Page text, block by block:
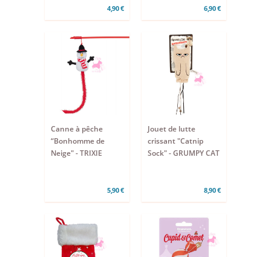
4,90 € 6,90 €
Canne à pêche
“Bonhomme de
Neige" - TRIXIE
5,90 €
Jouet de lutte
crissant "Catnip
Sock" - GRUMPY CAT
8,90 €